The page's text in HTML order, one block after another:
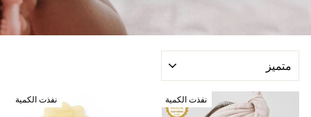
نفذت الكمية نفذت الكمية